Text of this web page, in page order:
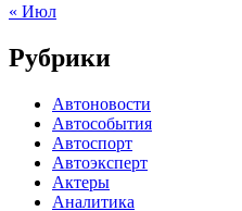
« Июл
Рубрики
Автоновости
Автособытия
Автоспорт
Автоэксперт
Актеры
Аналитика